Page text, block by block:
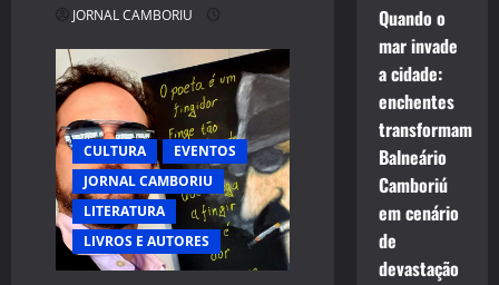
JORNAL CAMBORIU
CULTURA
EVENTOS
JORNAL CAMBORIU
LITERATURA
LIVROS E AUTORES
Quando o
mar invade
a cidade:
enchentes
transformam
Balneário
Camboriú
em cenário
de
devastação